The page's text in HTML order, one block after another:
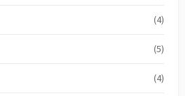
(4)
(5)
(4)